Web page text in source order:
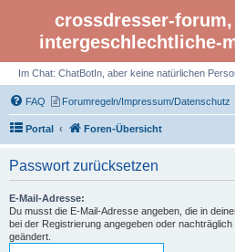
crossdresser-
intergeschlechtliche-
Im Chat: ChatBotIn, aber keine natürlichen
FAQ Forumregeln/Impressum/Datenschutz
Portal Foren-Übersicht
Passwort zurücksetzen
E-Mail-Adresse:
Du musst die E-Mail-Adresse angeben, die in
bei der Registrierung angegeben oder
geändert.